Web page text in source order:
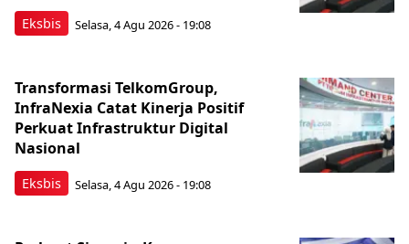
Eksbis Selasa, 4 Agu 2026 - 19:08
Eksbis
Transformasi TelkomGroup,
InfraNexia Catat Kinerja Positif
Perkuat Infrastruktur Digital
Nasional
Selasa, 4 Agu 2026 - 19:08